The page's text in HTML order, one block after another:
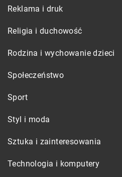
Reklama i druk
Religia i duchowość
Rodzina i wychowanie dzieci
Społeczeństwo
Sport
Styl i moda
Sztuka i zainteresowania
Technologia i komputery